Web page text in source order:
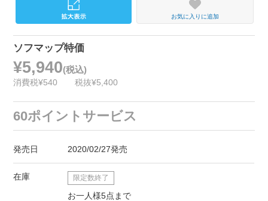
お気に入りに追加
ソフマップ特価
¥5,940(税込)
消費税¥540 税抜¥5,400
60ポイントサービス
発売日 2020/02/27発売
在庫 限定数終了
お一人様5点まで